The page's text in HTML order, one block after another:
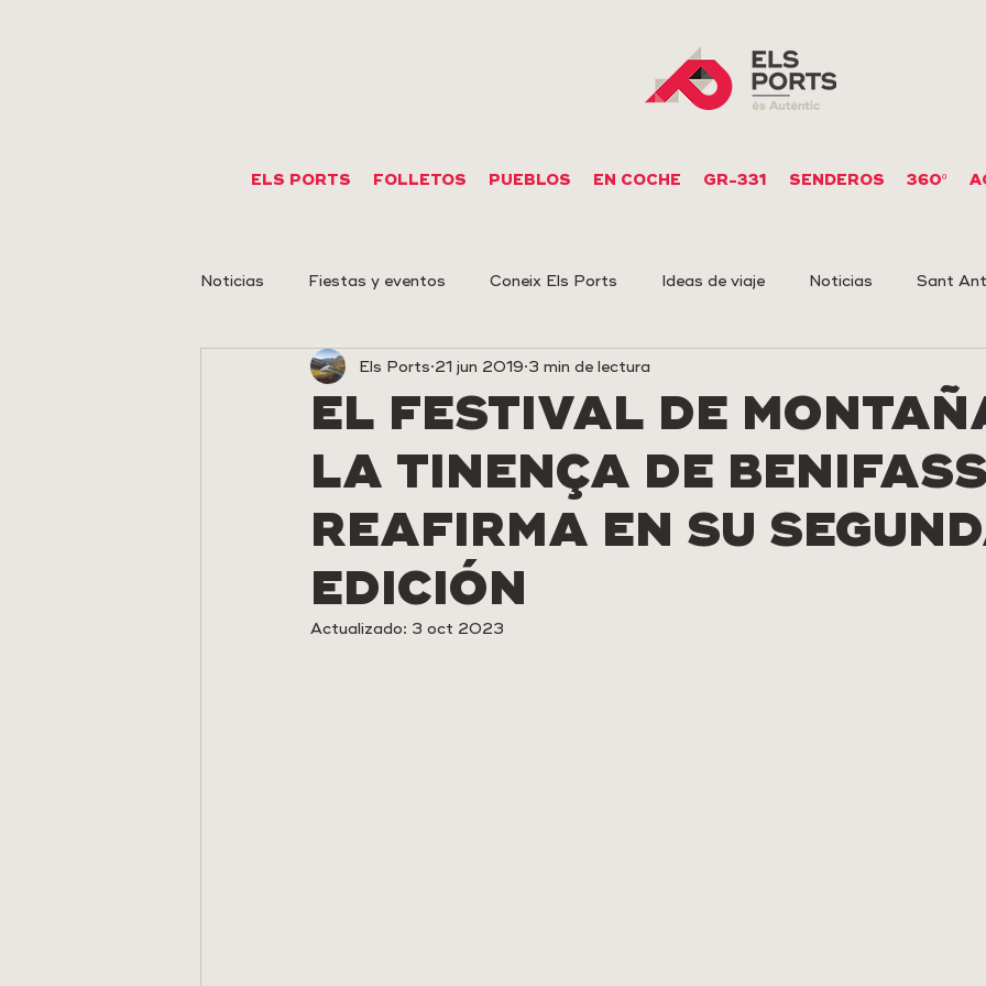
ELS PORTS FOLLETOS PUEBLOS EN COCHE GR-331 SENDEROS 360º
Noticias Fiestas y eventos Coneix Els Ports Ideas de viaje Noticias Sant
Eventos deportivos Arte rupestre Arqueología
EL FESTIVAL DE
LA TINENÇA DE
REAFIRMA EN SU
EDICIÓN
Els Ports 21 jun 2019 3 min de lectura
Actualizado: 3 oct 2023